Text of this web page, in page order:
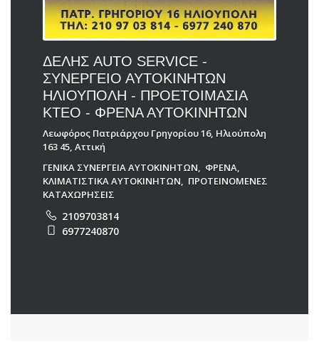
ΔΕΛΗΣ AUTO SERVICE -
ΣΥΝΕΡΓΕΙΟ ΑΥΤΟΚΙΝΗΤΩΝ
ΗΛΙΟΥΠΟΛΗ - ΠΡΟΕΤΟΙΜΑΣΙΑ
ΚΤΕΟ - ΦΡΕΝΑ ΑΥΤΟΚΙΝΗΤΩΝ
Λεωφόρος Πατριάρχου Γρηγορίου 16, Ηλιούπολη
163 45, Αττική
ΓΕΝΙΚΑ ΣΥΝΕΡΓΕΙΑ ΑΥΤΟΚΙΝΗΤΩΝ, ΦΡΕΝΑ,
ΚΛΙΜΑΤΙΣΤΙΚΑ ΑΥΤΟΚΙΝΗΤΩΝ, ΠΡΟΤΕΙΝΟΜΕΝΕΣ
ΚΑΤΑΧΩΡΗΣΕΙΣ
2109703814
6977240870